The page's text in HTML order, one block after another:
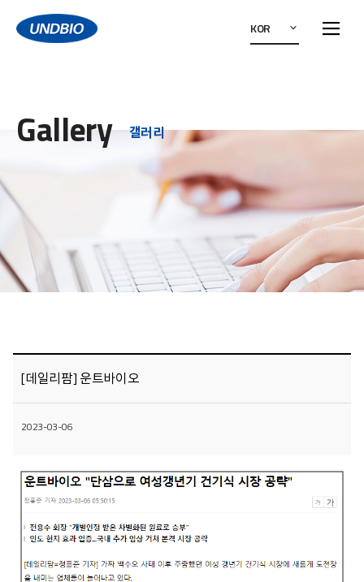
KOR
Gallery 갤러리
[데일리팜] 운트바이오
2023-03-06